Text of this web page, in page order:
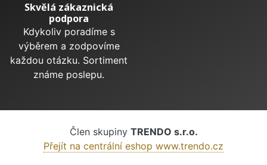
Skvělá zákaznická
podpora
Kdykoliv poradíme s
výběrem a zodpovíme
každou otázku. Sortiment
známe poslepu.
Člen skupiny TRENDO s.r.o.
Přejít na centrální eshop www.trendo.cz